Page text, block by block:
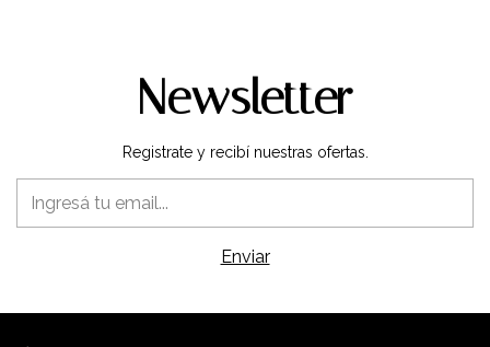
Newsletter
Registrate y recibí nuestras ofertas.